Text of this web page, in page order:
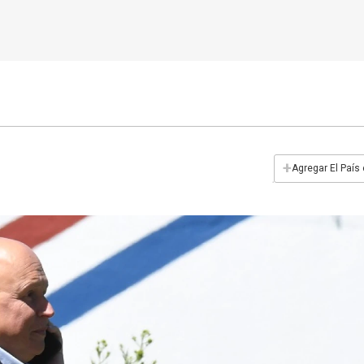
+Agregar El País